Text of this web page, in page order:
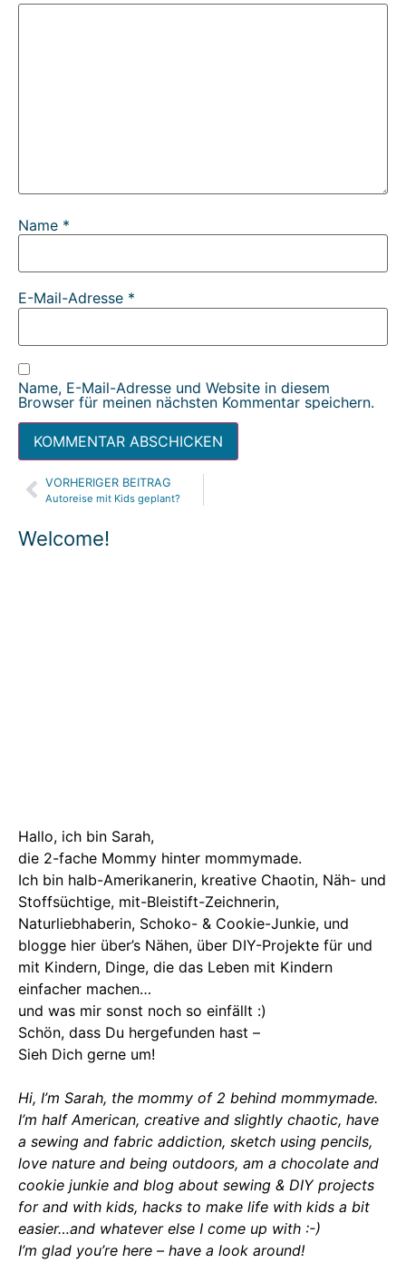
Welcome!
Hallo, ich bin Sarah,
die 2-fache Mommy hinter mommymade.
Ich bin halb-Amerikanerin, kreative Chaotin, Näh- und
Stoffsüchtige, mit-Bleistift-Zeichnerin,
Naturliebhaberin, Schoko- & Cookie-Junkie, und
blogge hier über’s Nähen, über DIY-Projekte für und
mit Kindern, Dinge, die das Leben mit Kindern
einfacher machen…
und was mir sonst noch so einfällt :)
Schön, dass Du hergefunden hast –
Sieh Dich gerne um!
Hi, I’m Sarah, the mommy of 2 behind mommymade.
I’m half American, creative and slightly chaotic, have
a sewing and fabric addiction, sketch using pencils,
love nature and being outdoors, am a chocolate and
cookie junkie and blog about sewing & DIY projects
for and with kids, hacks to make life with kids a bit
easier…and whatever else I come up with :-)
I’m glad you’re here – have a look around!
Name *
E-Mail-Adresse *
Name, E-Mail-Adresse und Website in diesem
Browser für meinen nächsten Kommentar speichern.
Alternative:
VORHERIGER BEITRAG
Autoreise mit Kids geplant?